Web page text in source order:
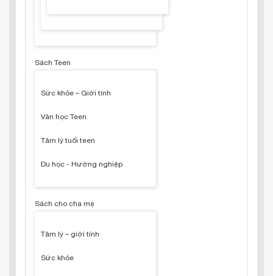
Sách Teen
Sức khỏe – Giới tính
Văn học Teen
Tâm lý tuổi teen
Du học - Hướng nghiệp
Sách cho cha mẹ
Tâm lý – giới tính
Sức khỏe